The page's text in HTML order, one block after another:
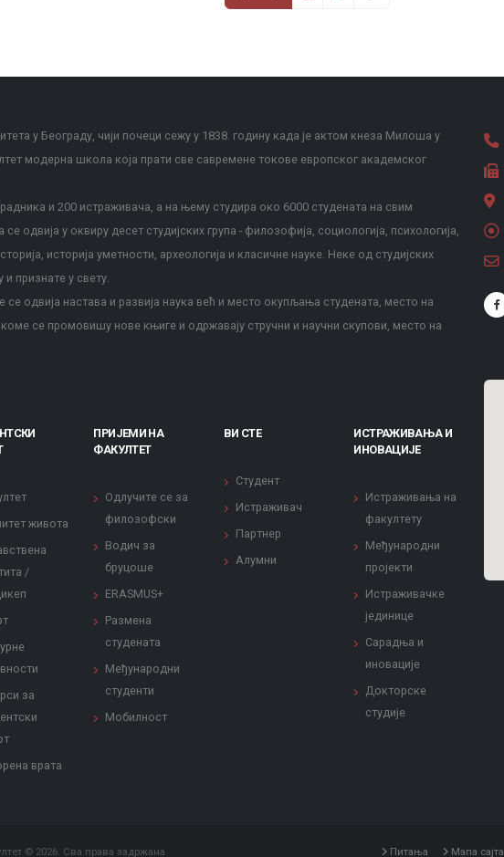
у Београду, чији почеци сежу у 1838. годину када је актом кнеза Милоша у
модерна школа која прати све савремене токове европског академског
и 200 истраживача, а на њему студира око 6000 студената на свим
одвија у оквиру десет студијских група - филозофија, социологија, психологија,
историја уметности, археологија и класичне науке. Неке од студијских
и признате у свету.
одвија настава и развија наука већ и место окупљања студената, место на
се промовишу нове књиге и одржавају стручни и научни скупови, место на
живота
/
за
врата
ПРИЈЕМИ НА
ФАКУЛТЕТ
Одлучите се за
филозофски
Водич за
бруцоше
ERASMUS+
Размена
студената
Међународни
студенти
Мобилност
ВИ СТЕ
Студент
Истраживач
Партнер
Алумни
ИСТРАЖИВАЊА И
ИНОВАЦИЈЕ
Истраживања на
факултету
Међународни
пројекти
Истраживачке
јединице
Сарадња и
иновације
Докторске
студије
© 2026. Сва права задржана Питања Мапа сајта